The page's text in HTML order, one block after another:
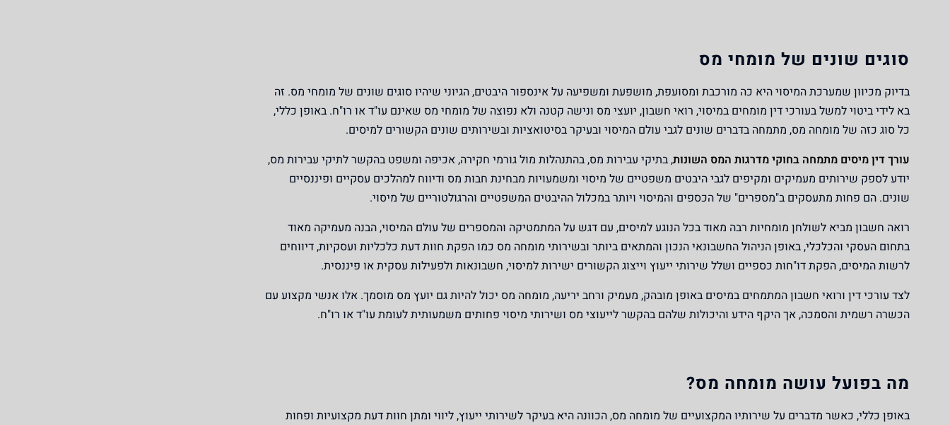
סוגים שונים של מומחי מס
בדיוק מכיוון שמערכת המיסוי היא כה מורכבת ומסועפת, מושפעת ומשפיעה על אינספור היבטים, הגיוני שיהיו סוגים שונים של מומחי מס. זה
בא לידי ביטוי למשל בעורכי דין מומחים במיסוי, רואי חשבון, יועצי מס ונישה קטנה ולא נפוצה של מומחי מס שאינם עו"ד או רו"ח. באופן כללי,
כל סוג כזה של מומחה מס, מתמחה בדברים שונים לגבי עולם המיסוי ובעיקר בסיטואציות ובשירותים שונים הקשורים למיסים.
עורך דין מיסים מתמחה בחוקי מדרגות המס השונות, בתיקי עבירות מס, בהתנהלות מול גורמי חקירה, אכיפה ומשפט בהקשר לתיקי עבירות מס,
יודע לספק שירותים מעמיקים ומקיפים לגבי היבטים משפטיים של מיסוי ומשמעויות מבחינת חבות מס ודיווח למהלכים עסקיים ופיננסיים
שונים. הם פחות מתעסקים ב"מספרים" של הכספים והמיסוי ויותר במכלול ההיבטים המשפטיים והרגולטוריים של מיסוי.
רואה חשבון מביא לשולחן מומחיות רבה מאוד בכל הנוגע למיסים, עם דגש על המתמטיקה והמספרים של עולם המיסוי, הבנה מעמיקה מאוד
בתחום העסקי והכלכלי, באופן הניהול החשבונאי הנכון והמתאים ביותר ובשירותי מומחה מס כמו הפקת חוות דעת כלכליות ועסקיות, דיווחים
לרשות המיסים, הפקת דו"חות כספיים ושלל שירותי ייעוץ וייצוג הקשורים ישירות למיסוי, חשבונאות ולפעילות עסקית או פיננסית.
לצד עורכי דין ורואי חשבון המתמחים במיסים באופן מובהק, מעמיק ורחב יריעה, מומחה מס יכול להיות גם יועץ מס מוסמך. אלו אנשי מקצוע עם
הכשרה רשמית והסמכה, אך היקף הידע והיכולות שלהם בהקשר לייעוצי מס ושירותי מיסוי פחותים משמעותית לעומת עו"ד או רו"ח.
מה בפועל עושה מומחה מס?
באופן כללי, כאשר מדברים על שירותיו המקצועיים של מומחה מס, הכוונה היא בעיקר לשירותי ייעוץ, ליווי ומתן חוות דעת מקצועיות ופחות